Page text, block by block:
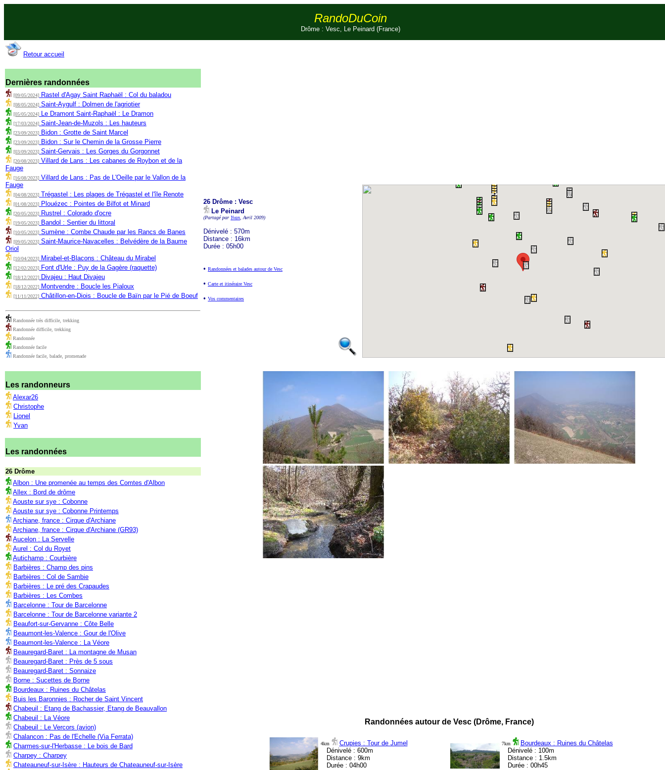
RandoDuCoin
Drôme : Vesc, Le Peinard (France)
Retour accueil
Dernières randonnées
[09/05/2024] Rastel d'Agay Saint Raphaël : Col du baladou
[08/05/2024] Saint-Aygulf : Dolmen de l'agriotier
[05/05/2024] Le Dramont Saint-Raphaël : Le Dramon
[17/03/2024] Saint-Jean-de-Muzols : Les hauteurs
[23/09/2023] Bidon : Grotte de Saint Marcel
[23/09/2023] Bidon : Sur le Chemin de la Grosse Pierre
[03/09/2023] Saint-Gervais : Les Gorges du Gorgonnet
[20/08/2023] Villard de Lans : Les cabanes de Roybon et de la
Fauge
[16/08/2023] Villard de Lans : Pas de L'Oeille par le Vallon de la
Fauge
[04/08/2023] Trégastel : Les plages de Trégastel et l'île Renote
[01/08/2023] Plouézec : Pointes de Bilfot et Minard
[20/05/2023] Rustrel : Colorado d'ocre
[19/05/2023] Bandol : Sentier du littoral
[10/05/2023] Sumène : Combe Chaude par les Rancs de Banes
[09/05/2023] Saint-Maurice-Navacelles : Belvédère de la Baume
Oriol
[10/04/2023] Mirabel-et-Blacons : Château du Mirabel
[12/02/2023] Font d'Urle : Puy de la Gagère (raquette)
[18/12/2022] Divajeu : Haut Divajeu
[18/12/2022] Montvendre : Boucle les Pialoux
[11/11/2022] Châtillon-en-Diois : Boucle de Baïn par le Pié de Boeuf
Randonnée très difficile, trekking
Randonnée difficile, trekking
Randonnée
Randonnée facile
Randonnée facile, balade, promenade
Les randonneurs
Alexar26
Christophe
Lionel
Yvan
Les randonnées
26 Drôme
Albon : Une promenée au temps des Comtes d'Albon
Allex : Bord de drôme
Aouste sur sye : Cobonne
Aouste sur sye : Cobonne Printemps
Archiane, france : Cirque d'Archiane
Archiane, france : Cirque d'Archiane (GR93)
Aucelon : La Servelle
Aurel : Col du Royet
Autichamp : Courbière
Barbières : Champ des pins
Barbières : Col de Sambie
Barbières : Le pré des Crapaudes
Barbières : Les Combes
Barcelonne : Tour de Barcelonne
Barcelonne : Tour de Barcelonne variante 2
Beaufort-sur-Gervanne : Côte Belle
Beaumont-les-Valence : Gour de l'Olive
Beaumont-les-Valence : La Véore
Beauregard-Baret : La montagne de Musan
Beauregard-Baret : Près de 5 sous
Beauregard-Baret : Sonnaize
Borne : Sucettes de Borne
Bourdeaux : Ruines du Châtelas
Buis les Baronnies : Rocher de Saint Vincent
Chabeuil : Etang de Bachassier, Etang de Beauvallon
Chabeuil : La Véore
Chabeuil : Le Vercors (avion)
Chalancon : Pas de l'Echelle (Via Ferrata)
Charmes-sur-l'Herbasse : Le bois de Bard
Charpey : Charpey
Chateauneuf-sur-Isère : Hauteurs de Chateauneuf-sur-Isère
26 Drôme : Vesc
Le Peinard
(Partagé par Yvan , Avril 2009)
Dénivelé : 570m
Distance : 16km
Durée : 05h00
• Randonnées et balades autour de Vesc
• Carte et itinéraire Vesc
• Vos commentaires
Randonnées autour de Vesc (Drôme, France)
4km
Crupies : Tour de Jumel
Dénivelé : 600m
Distance : 9km
Durée : 04h00
7km
Bourdeaux : Ruines du Châtelas
Dénivelé : 100m
Distance : 1.5km
Durée : 00h45